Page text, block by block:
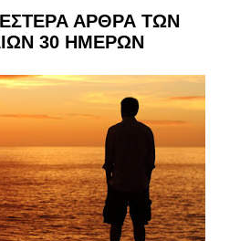
ΑΡΘΡΑ ΤΩΝ
30 ΗΜΕΡΩΝ